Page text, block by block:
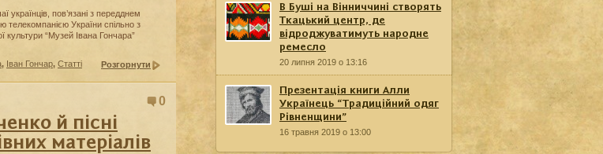
українців, пов’язані з передднем
телекомпанією України спільно з
культури “Музей Івана Гончара”
, Іван Гончар, Статті Розгорнути
0
й пісні
матеріалів
В Буші на Вінниччині створять
Ткацький центр, де
відроджуватимуть народне
ремесло
20 липня 2019 о 13:16
Презентація книги Алли
Українець “Традиційний одяг
Рівненщини”
16 травня 2019 о 13:00